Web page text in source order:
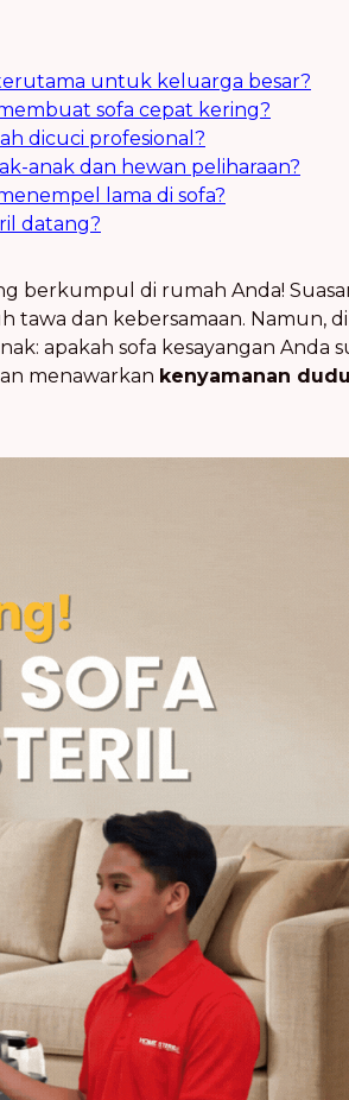
untuk keluarga besar?
sofa cepat kering?
dicuci profesional?
anak dan hewan peliharaan?
lama di sofa?
datang?
berkumpul di rumah Anda!
dan kebersamaan. Namun,
apakah sofa kesayangan Anda
menawarkan kenyamanan